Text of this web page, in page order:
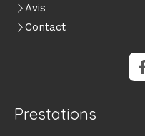
Avis
Contact
Prestations